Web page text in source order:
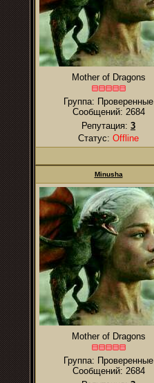
Mother of Dragons
Группа: Проверенные
Сообщений: 2684
Репутация: 3
Статус: Offline
Minusha
Mother of Dragons
Группа: Проверенные
Сообщений: 2684